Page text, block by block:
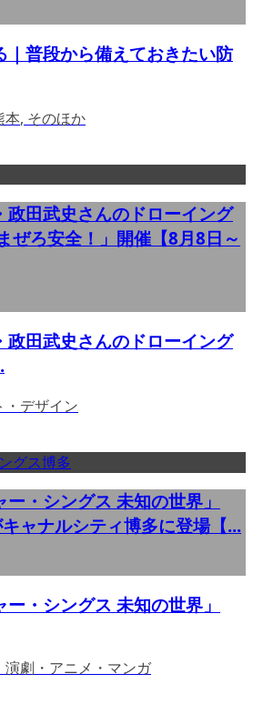
｜普段から備えておきたい防
本, そのほか
政田武史さんのドローイング
ぜろ安全！」開催【8月8日～
政田武史さんのドローイング
・デザイン
・シングス 未知の世界」
ャナルシティ博多に登場【...
・シングス 未知の世界」
演劇・アニメ・マンガ